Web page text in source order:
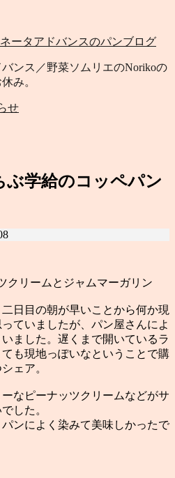
ンス／野菜ソムリエのNorikoの
み。
せ
ぶ学給のコッペパン
リームとジャムマーガリン
日目の朝が早いことから何か現
ていましたが、パン屋さんによ
ました。遅くまで開いているラ
も現地っぽいなということで購
ェア。
なピーナッツクリームなどがサ
した。
ンによく染みて美味しかったで